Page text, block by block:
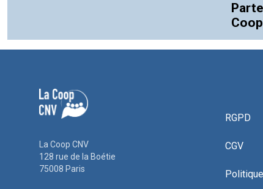
La Coop CNV
128 rue de la Boétie
75008 Paris
RGPD
CGV